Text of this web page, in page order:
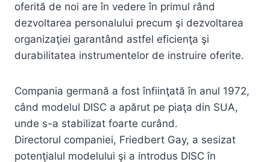
oferită de noi are în vedere în primul rând
dezvoltarea personalului precum şi dezvoltarea
organizaţiei garantând astfel eficienţa şi
durabilitatea instrumentelor de instruire oferite.
Compania germană a fost înfiinţată în anul 1972,
când modelul DISC a apărut pe piaţa din SUA,
unde s-a stabilizat foarte curând.
Directorul companiei, Friedbert Gay, a sesizat
potenţialul modelului şi a introdus DISC în